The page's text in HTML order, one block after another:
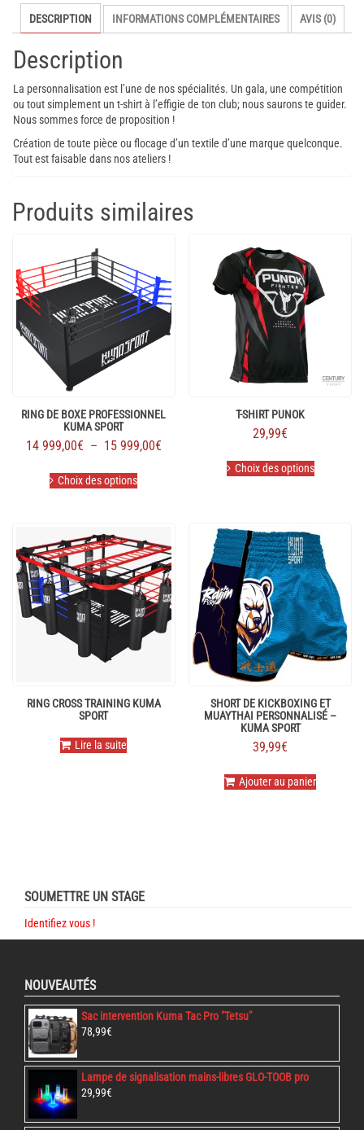
KUMADESCRIPTION INFORMATIONS COMPLÉMENTAIRES AVIS (0)
Description
La personnalisation est l’une de nos spécialités. Un gala, une compétition
ou tout simplement un t-shirt à l’effigie de ton club; nous saurons te guider.
Nous sommes force de proposition !
Création de toute pièce ou flocage d’un textile d’une marque quelconque.
Tout est faisable dans nos ateliers !
Produits similaires
RING DE BOXE PROFESSIONNEL
KUMA SPORT
14 999,00€ – 15 999,00€Plage
15
999,00€
Choix des optionsproduit
Les
options
peuvent
être
choisies
la
page
T-SHIRT PUNOK
29,99€
Choix des optionsproduit
Les
options
peuvent
être
choisies
sur
la
page
du
RING CROSS TRAINING KUMA
SPORT
Lire la suite
SHORT DE KICKBOXING ET
MUAYTHAI PERSONNALISÉ –
KUMA SPORT
39,99€
Ajouter au panier
SOUMETTRE UN STAGE
Identifiez vous !
NOUVEAUTÉS
Sac intervention Kuma Tac Pro "Tetsu"
78,99€
Lampe de signalisation mains-libres GLO-TOOB pro
29,99€